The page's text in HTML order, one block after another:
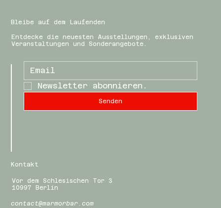
Bleibe auf dem Laufenden
Entdecke die neuesten Ausstellungen, exklusiven
Veranstaltungen und Sonderangebote.
Newsletter abonnieren.
Senden
Kontakt
Vor dem Schlesischen Tor 3
10997 Berlin
contact@marmorbar.com